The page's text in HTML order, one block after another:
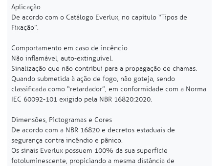
Aplicação
De acordo com o Catálogo Everlux, no capítulo “Tipos de
Fixação”.
Comportamento em caso de incêndio
Não inflamável, auto-extinguível.
Sinalização que não contribui para a propagação de chamas.
Quando submetida à ação de fogo, não goteja, sendo
classificada como “retardador”, em conformidade com a Norma
IEC 60092-101 exigido pela NBR 16820:2020.
Dimensões, Pictogramas e Cores
De acordo com a NBR 16820 e decretos estaduais de
segurança contra incêndio e pânico.
Os sinais Everlux possuem 100% da sua superfície
fotoluminescente, propiciando a mesma distância de